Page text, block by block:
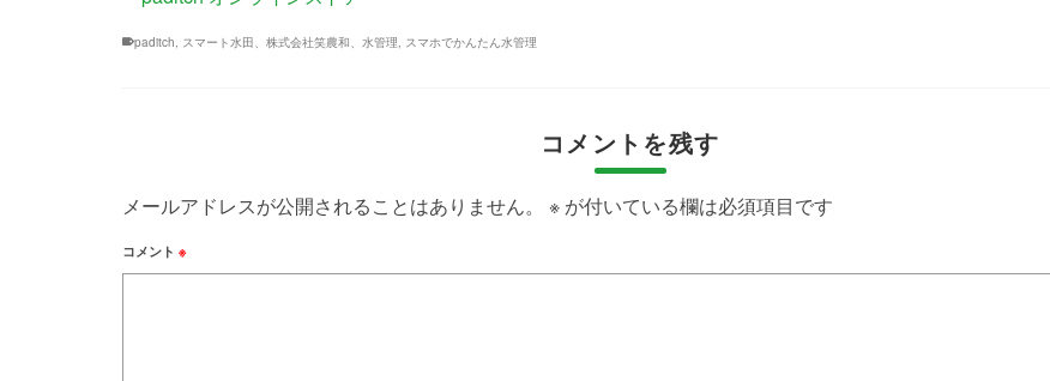
paditch, スマート水田、株式会社笑農和、水管理, スマホでかんたん水管理
コメントを残す
メールアドレスが公開されることはありません。 ※ が付いている欄は必須項目です
コメント ※